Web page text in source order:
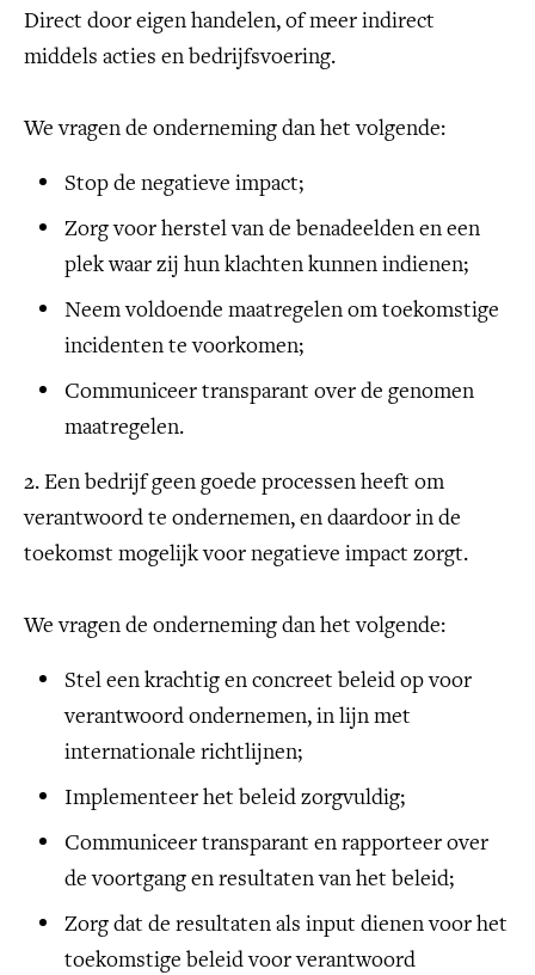
Direct door eigen handelen, of meer indirect
middels acties en bedrijfsvoering.
We vragen de onderneming dan het volgende:
Stop de negatieve impact;
Zorg voor herstel van de benadeelden en een
plek waar zij hun klachten kunnen indienen;
Neem voldoende maatregelen om toekomstige
incidenten te voorkomen;
Communiceer transparant over de genomen
maatregelen.
2. Een bedrijf geen goede processen heeft om
verantwoord te ondernemen, en daardoor in de
toekomst mogelijk voor negatieve impact zorgt.
We vragen de onderneming dan het volgende:
Stel een krachtig en concreet beleid op voor
verantwoord ondernemen, in lijn met
internationale richtlijnen;
Implementeer het beleid zorgvuldig;
Communiceer transparant en rapporteer over
de voortgang en resultaten van het beleid;
Zorg dat de resultaten als input dienen voor het
toekomstige beleid voor verantwoord